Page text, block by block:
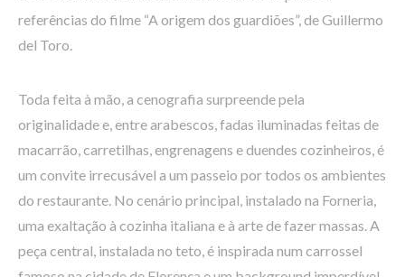
referências do filme “A origem dos guardiões”, de Guillermo
del Toro.
Toda feita à mão, a cenografia surpreende pela
originalidade e, entre arabescos, fadas iluminadas feitas de
macarrão, carretilhas, engrenagens e duendes cozinheiros, é
um convite irrecusável a um passeio por todos os ambientes
do restaurante. No cenário principal, instalado na Forneria,
uma exaltação à cozinha italiana e à arte de fazer massas. A
peça central, instalada no teto, é inspirada num carrossel